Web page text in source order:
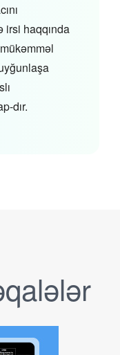
irsi haqqında
dır.